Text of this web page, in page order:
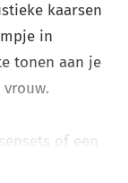
kaarsen
in
tonen aan je
of een